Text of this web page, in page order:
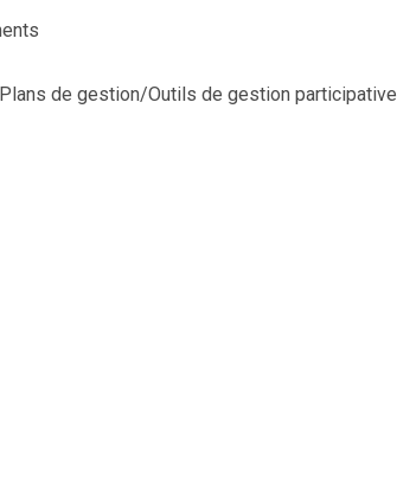
de gestion/Outils de gestion participative